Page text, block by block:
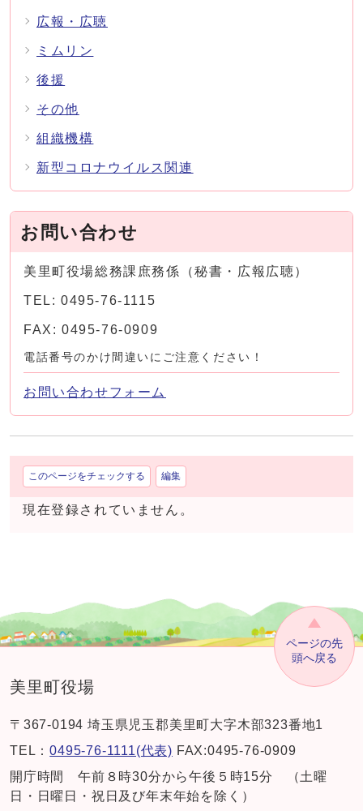
広報・広聴
ミムリン
後援
その他
組織機構
新型コロナウイルス関連
お問い合わせ
美里町役場総務課庶務係（秘書・広報広聴）
TEL: 0495-76-1115
FAX: 0495-76-0909
電話番号のかけ間違いにご注意ください！
お問い合わせフォーム
このページをチェックする 編集
現在登録されていません。
ページの先
頭へ戻る
美里町役場
〒367-0194 埼玉県児玉郡美里町大字木部323番地1
TEL：0495-76-1111(代表) FAX:0495-76-0909
開庁時間 午前８時30分から午後５時15分 （土曜
日・日曜日・祝日及び年末年始を除く）